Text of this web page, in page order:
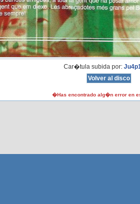
Car�tula subida por:
�Has encontrado alg�n error en